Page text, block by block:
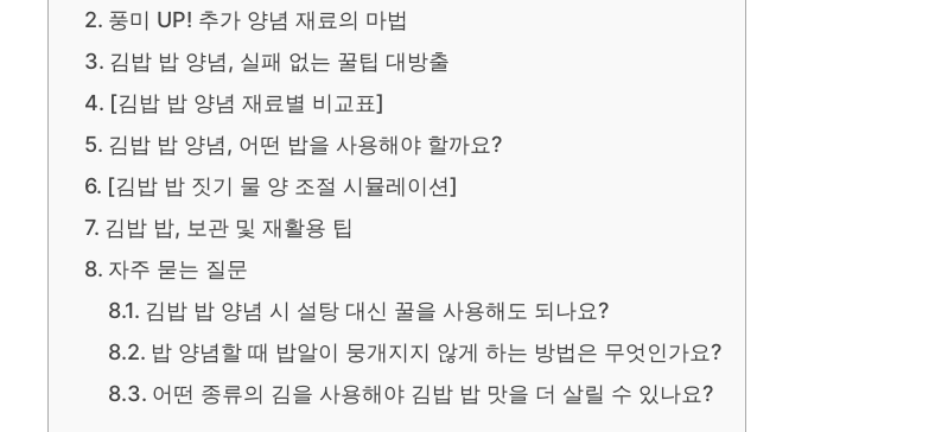
풍미 UP! 추가 양념 재료의 마법
김밥 밥 양념, 실패 없는 꿀팁 대방출
[김밥 밥 양념 재료별 비교표]
김밥 밥 양념, 어떤 밥을 사용해야 할까요?
[김밥 밥 짓기 물 양 조절 시뮬레이션]
김밥 밥, 보관 및 재활용 팁
자주 묻는 질문
김밥 밥 양념 시 설탕 대신 꿀을 사용해도 되나요?
밥 양념할 때 밥알이 뭉개지지 않게 하는 방법은 무엇인가요?
어떤 종류의 김을 사용해야 김밥 밥 맛을 더 살릴 수 있나요?